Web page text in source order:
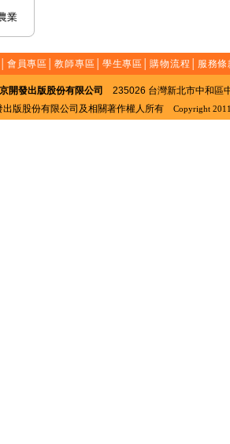
業
會員專區 │教師專區 學生專區 │購物流程 服務條
開發出版股份有限公司
235026 台灣新北市中和
出版股份有限公司及相關著作權人所有
Copyright